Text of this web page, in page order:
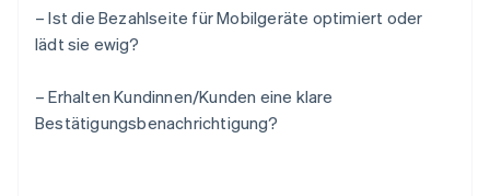
– Ist die Bezahlseite für Mobilgeräte optimiert oder
lädt sie ewig?
– Erhalten Kundinnen/Kunden eine klare
Bestätigungsbenachrichtigung?